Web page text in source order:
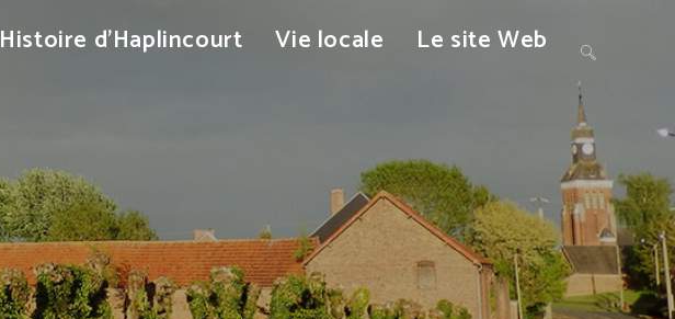
Histoire d’Haplincourt Vie locale Le site Web Toggle
website
search